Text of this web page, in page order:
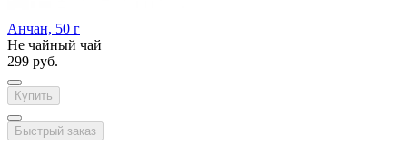
Анчан, 50 г
Не чайный чай
299 руб.
Купить
Быстрый заказ